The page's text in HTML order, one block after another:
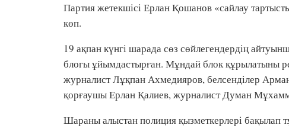
Партия жетекшісі Ерлан Қошанов «сайлау
көп.
19 ақпан күнгі шарада сөз сөйлегендердің
блогы ұйымдастырған. Мұндай блок құрылатыны
журналист Лұқпан Ахмедияров, белсенділер
қорғаушы Ерлан Қалиев, журналист Думан
Шараны алыстан полиция қызметкерлері бақылап